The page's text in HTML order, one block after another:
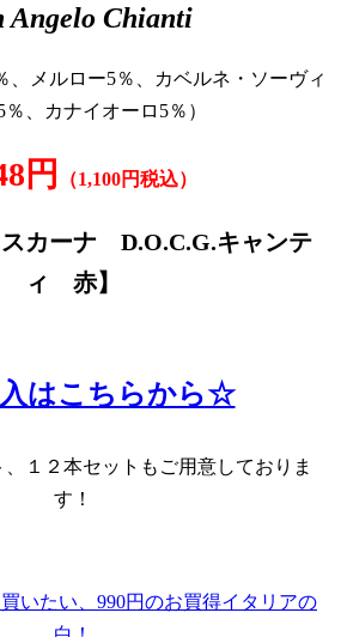
Angelo Chianti
、メルロー5％、カベルネ・ソーヴィ
％、カナイオーロ5％）
円 （1,100円税込）
スカーナ D.O.C.G.キャンテ
ィ 赤】
はこちらから☆
１２本セットもご用意しておりま
す！
いたい、990円のお買得イタリアの